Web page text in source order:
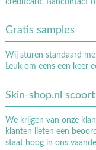
creditcard, Bancontact
Gratis samples
Wij sturen standaard
Leuk om eens een keer
Skin-shop.nl
We krijgen van onze
klanten lieten een
staat hoog in ons